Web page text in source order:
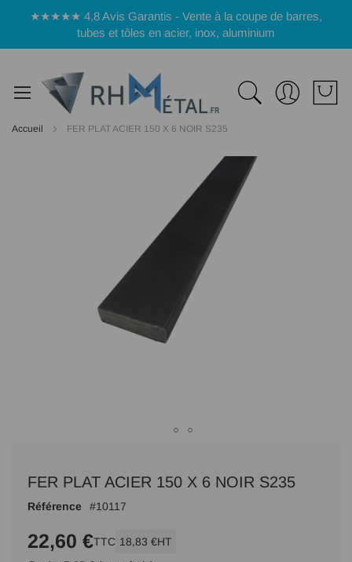
★★★★★ 4,8 Avis Garantis - Vente à la coupe de barres,
tubes et tôles en acier, inox, aluminium
Accueil FER PLAT ACIER 150 X 6 NOIR S235
début
d’images
FER PLAT ACIER 150 X 6 NOIR S235
Référence 10117
22,60 €TTC 18,83 €HT